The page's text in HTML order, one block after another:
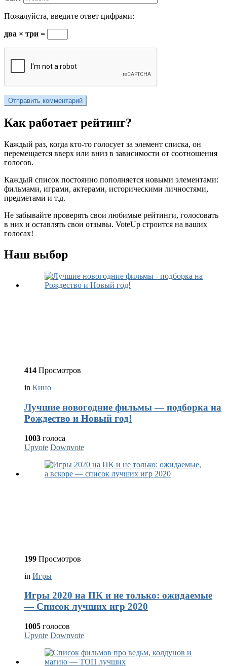
Пожалуйста, введите ответ цифрами:
два × три =
Как работает рейтинг?
Каждый раз, когда кто-то голосует за элемент списка, он
перемещается вверх или вниз в зависимости от соотношения
голосов.
Каждый список постоянно пополняется новыми элементами:
фильмами, играми, актерами, историческими личностями,
предметами и т.д.
Не забывайте проверять свои любимые рейтинги, голосовать
в них и оставлять свои отзывы. VoteUp строится на ваших
голосах!
Наш выбор
414 Просмотров
in Кино
Лучшие новогодние фильмы — подборка на
Рождество и Новый год!
1003 голоса
Upvote Downvote
199 Просмотров
in Игры
Игры 2020 на ПК и не только: ожидаемые
— Список лучших игр 2020
1005 голосов
Upvote Downvote